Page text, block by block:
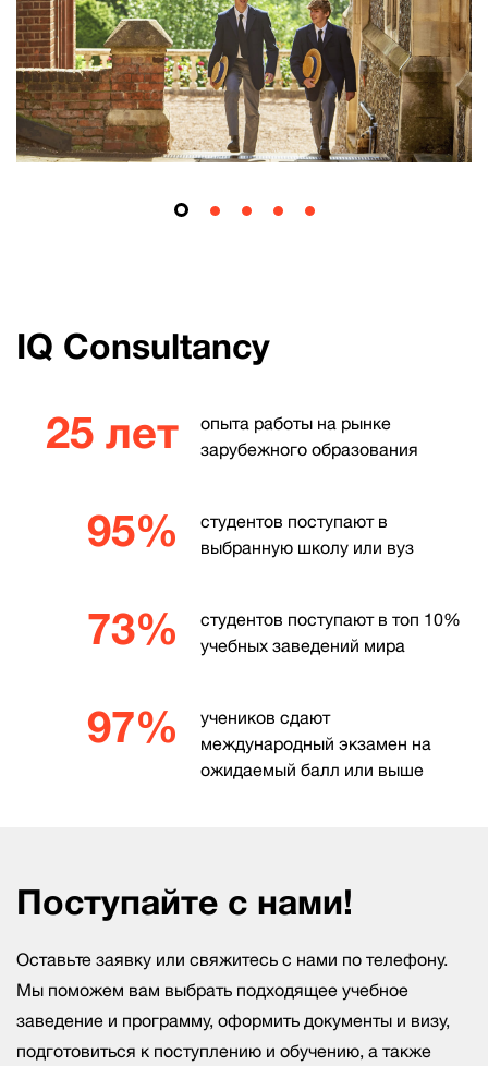
IQ Consultancy
25 лет
опыта работы на рынке
зарубежного образования
95%
студентов поступают в
выбранную школу или вуз
73%
студентов поступают в топ 10%
учебных заведений мира
97%
учеников сдают
международный экзамен на
ожидаемый балл или выше
Поступайте с нами!
Оставьте заявку или свяжитесь с нами по телефону.
Мы поможем вам выбрать подходящее учебное
заведение и программу, оформить документы и визу,
подготовиться к поступлению и обучению, а также